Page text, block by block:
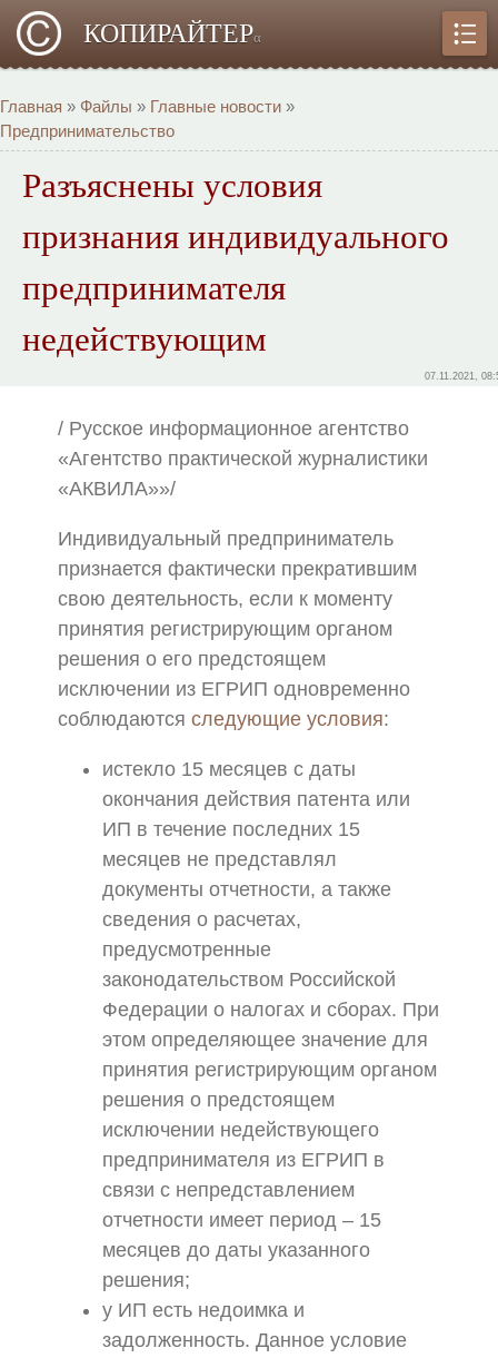
КОПИРАЙТЕРα
Главная » Файлы » Главные новости »
Предпринимательство
Разъяснены условия
признания индивидуального
предпринимателя
недействующим
07.11.2021,
/ Русское информационное агентство
«Агентство практической журналистики
«АКВИЛА»»/
Индивидуальный предприниматель
признается фактически прекратившим
свою деятельность, если к моменту
принятия регистрирующим органом
решения о его предстоящем
исключении из ЕГРИП одновременно
соблюдаются следующие условия:
истекло 15 месяцев с даты
окончания действия патента или
ИП в течение последних 15
месяцев не представлял
документы отчетности, а также
сведения о расчетах,
предусмотренные
законодательством Российской
Федерации о налогах и сборах. При
этом определяющее значение для
принятия регистрирующим органом
решения о предстоящем
исключении недействующего
предпринимателя из ЕГРИП в
связи с непредставлением
отчетности имеет период – 15
месяцев до даты указанного
решения;
у ИП есть недоимка и
задолженность. Данное условие